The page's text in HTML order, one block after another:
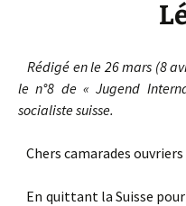
Rédigé en le 26 mars (8
le n°8 de « Jugend
socialiste suisse.
Chers camarades ouvriers
En quittant la Suisse